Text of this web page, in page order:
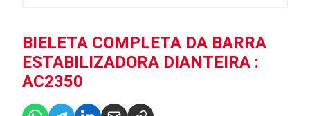
BIELETA COMPLETA DA BARRA
ESTABILIZADORA DIANTEIRA :
AC2350